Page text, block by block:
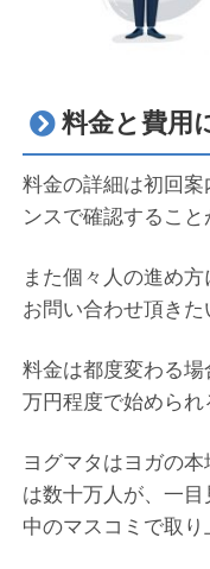
料金と費用
料金の詳細は初回
ンスで確認すること
また個々人の進め
お問い合わせ頂きた
料金は都度変わる
万円程度で始められ
ヨグマタはヨガの
は数十万人が、一
中のマスコミで取り